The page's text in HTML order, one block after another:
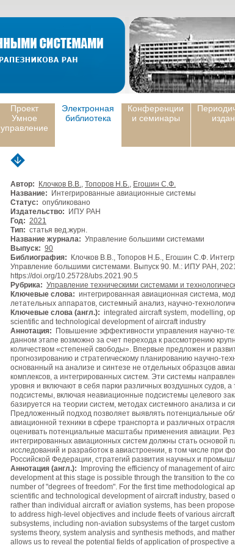
Проект
Умное
управление
Электронная
библиотека
Конференции
и семинары
Автор: Клочков В.В., Топоров Н.Б., Егошин С.Ф.
Название: Интегрированные авиационные системы
Статус: опубликовано
Издательство: ИПУ РАН
Год: 2021
Тип: статья вед.журн.
Название журнала: Управление большими системами
Выпуск: 90
Библиография: Клочков В.В., Топоров Н.Б., Егошин С.Ф.
Управление большими системами. Выпуск 90. М.: ИПУ РАН,
https://doi.org/10.25728/ubs.2021.90.5
Рубрика: Управление техническими системами и
Ключевые слова: интегрированная авиационная система,
летательных аппаратов, системный анализ, научно-
Ключевые слова (англ.): integrated aircraft system, modelling,
scientific and technological development of aircraft industry
Аннотация: Повышение эффективности управления научно-
данном этапе возможно за счет перехода к рассмотрению
количеством «степеней свободы». Впервые предложен и
прогнозированию и стратегическому планированию научно-
основанный на анализе и синтезе не отдельных образцов
комплексов, а интегрированных систем. Эти системы
уровня и включают в себя парки различных воздушных судов,
подсистемы, включая неавиационные подсистемы целевого
базируется на теории систем, методах системного анализа и
Предложенный подход позволяет выявлять потенциальные
авиационной техники в сфере транспорта и различных
оценивать потенциальные масштабы применения авиации.
интегрированных авиационных систем должны стать основой
исследований и разработок в авиастроении, в том числе при
Российской Федерации, стратегий развития научных и
Аннотация (англ.): Improving the efficiency of management of
development at this stage is possible through the transition to the
number of "degrees of freedom". For the first time methodological
scientific and technological development of aircraft industry, based
rather than individual aircraft or aviation systems, has been
to address high-level objectives and include fleets of various
subsystems, including non-aviation subsystems of the target
systems theory, system analysis and synthesis methods, and
allows us to reveal the potential fields of application of prospective